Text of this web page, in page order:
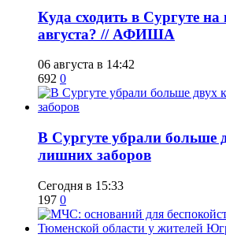
​Куда сходить в Сургуте
августа? // АФИША
06 августа в 14:42
692 0
​В Сургуте убрали больше
лишних заборов
Сегодня в 15:33
197 0